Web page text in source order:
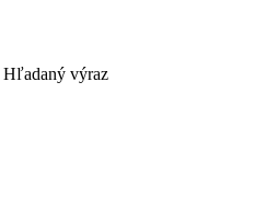
Hľadaný výraz